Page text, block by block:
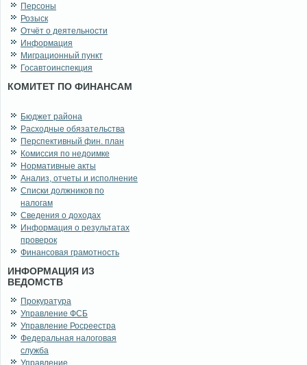
Персоны
Розыск
Отчёт о деятельности
Информация
Миграционный пункт
Госавтоинспекция
КОМИТЕТ ПО ФИНАНСАМ
Бюджет района
Расходные обязательства
Перспективный фин. план
Комиссия по недоимке
Нормативные акты
Анализ, отчеты и исполнение
Списки должников по
налогам
Сведения о доходах
Информация о результатах
проверок
Финансовая грамотность
ИНФОРМАЦИЯ ИЗ
ВЕДОМСТВ
Прокуратура
Управление ФСБ
Управление Росреестра
Федеральная налоговая
служба
Управление